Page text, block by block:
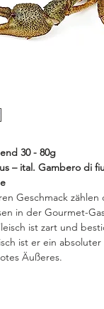
30 - 80g
– ital. Gambero di
Geschmack
in der Gourmet-
ist zart und
ist er ein
Äußeres.